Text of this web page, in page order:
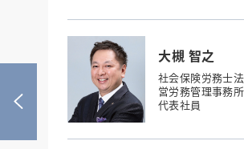
目経営者の『真の目的の力
大槻 智之
社会保険労務士法人 大
営労務管理事務所
代表社員